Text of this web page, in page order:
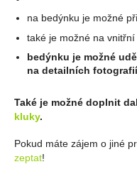
na bedýnku je možné
také je možné na
bedýnku je možné
na detailních
Také je možné doplnit
kluky.
Pokud máte zájem o jiné
zeptat!